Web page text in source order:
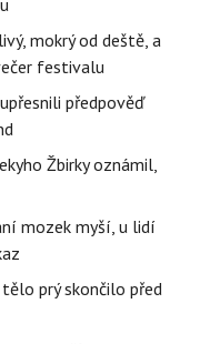
mokrý od deště, a
festivalu
předpověď
Žbirky oznámil,
mozek myší, u lidí
prý skončilo před